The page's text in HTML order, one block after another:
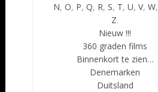
N, O, P, Q, R, S, T, U, V, W,
Z.
Nieuw !!!
360 graden films
Binnenkort te zien…
Denemarken
Duitsland